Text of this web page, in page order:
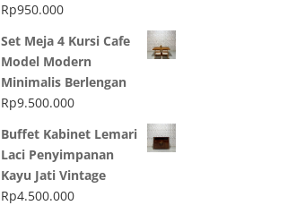
Rp950.000
Set Meja 4 Kursi Cafe
Model Modern
Minimalis Berlengan
Rp9.500.000
Buffet Kabinet Lemari
Laci Penyimpanan
Kayu Jati Vintage
Rp4.500.000